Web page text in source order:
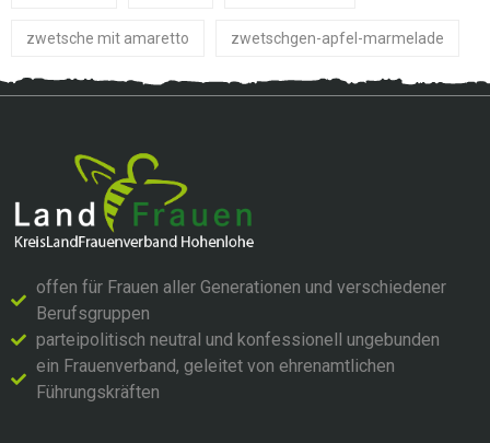
zwetsche mit amaretto zwetschgen-apfel-marmelade
offen für Frauen aller Generationen und verschiedener
Berufsgruppen
parteipolitisch neutral und konfessionell ungebunden
ein Frauenverband, geleitet von ehrenamtlichen
Führungskräften